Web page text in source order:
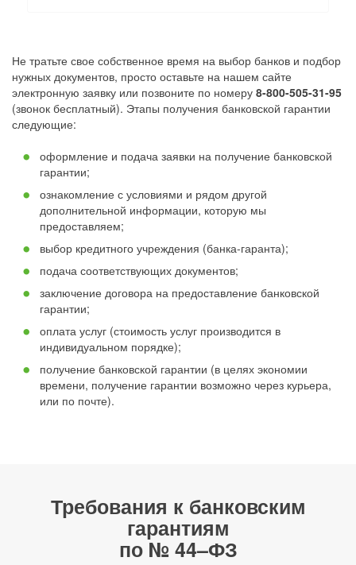
Не тратьте свое собственное время на выбор банков и подбор
нужных документов, просто оставьте на нашем сайте
электронную заявку или позвоните по номеру 8-800-505-31-95
(звонок бесплатный). Этапы получения банковской гарантии
следующие:
оформление и подача заявки на получение банковской
гарантии;
ознакомление с условиями и рядом другой
дополнительной информации, которую мы
предоставляем;
выбор кредитного учреждения (банка-гаранта);
подача соответствующих документов;
заключение договора на предоставление банковской
гарантии;
оплата услуг (стоимость услуг производится в
индивидуальном порядке);
получение банковской гарантии (в целях экономии
времени, получение гарантии возможно через курьера,
или по почте).
Требования к банковским
гарантиям
по № 44–ФЗ